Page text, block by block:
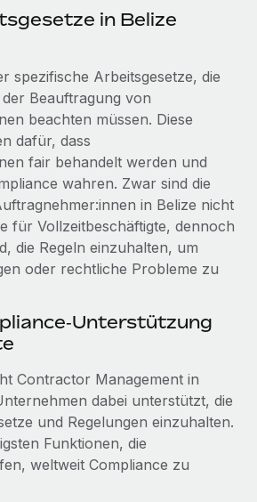
und Verfolgung von IT-
Gründung von
von Mitarbeiter:innen
von Benefits
zwischen
Remote für Contractor
Blick Das Gesundheits- und
Tech hat das globale...
Produkten: Integration mit
und Contractor Management
wollen wir bei Remote Unternehmen
in 19 Ländern
Marktführer im Bereich der
für mobile Apps. Das...
in Belize
spezifische Arbeitsgesetze, die
Beauftragung von
beachten müssen. Diese
dafür, dass
fair behandelt werden und
wahren. Zwar sind die
in Belize nicht
für Vollzeitbeschäftigte, dennoch
die Regeln einzuhalten, um
oder rechtliche Probleme zu
Contractor Management in
dabei unterstützt, die
und Regelungen einzuhalten.
Funktionen, die
weltweit Compliance zu